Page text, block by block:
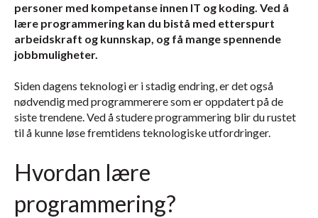
personer med kompetanse innen IT og koding. Ved å
lære programmering kan du bistå med etterspurt
arbeidskraft og kunnskap, og få mange spennende
jobbmuligheter.
Siden dagens teknologi er i stadig endring, er det også
nødvendig med programmerere som er oppdatert på de
siste trendene. Ved å studere programmering blir du rustet
til å kunne løse fremtidens teknologiske utfordringer.
Hvordan lære
programmering?